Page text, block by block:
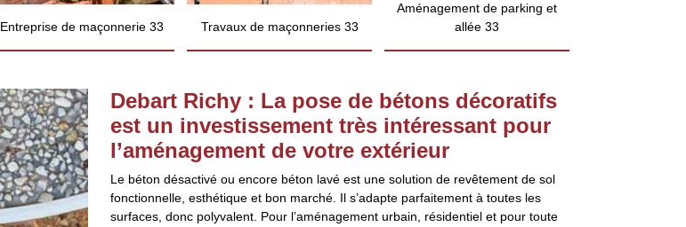
Entreprise de maçonnerie 33 Travaux de maçonneries 33
Aménagement de parking et
allée 33
Debart Richy : La pose de bétons décoratifs
est un investissement très intéressant pour
l’aménagement de votre extérieur
Le béton désactivé ou encore béton lavé est une solution de revêtement de sol
fonctionnelle, esthétique et bon marché. Il s’adapte parfaitement à toutes les
surfaces, donc polyvalent. Pour l’aménagement urbain, résidentiel et pour toute